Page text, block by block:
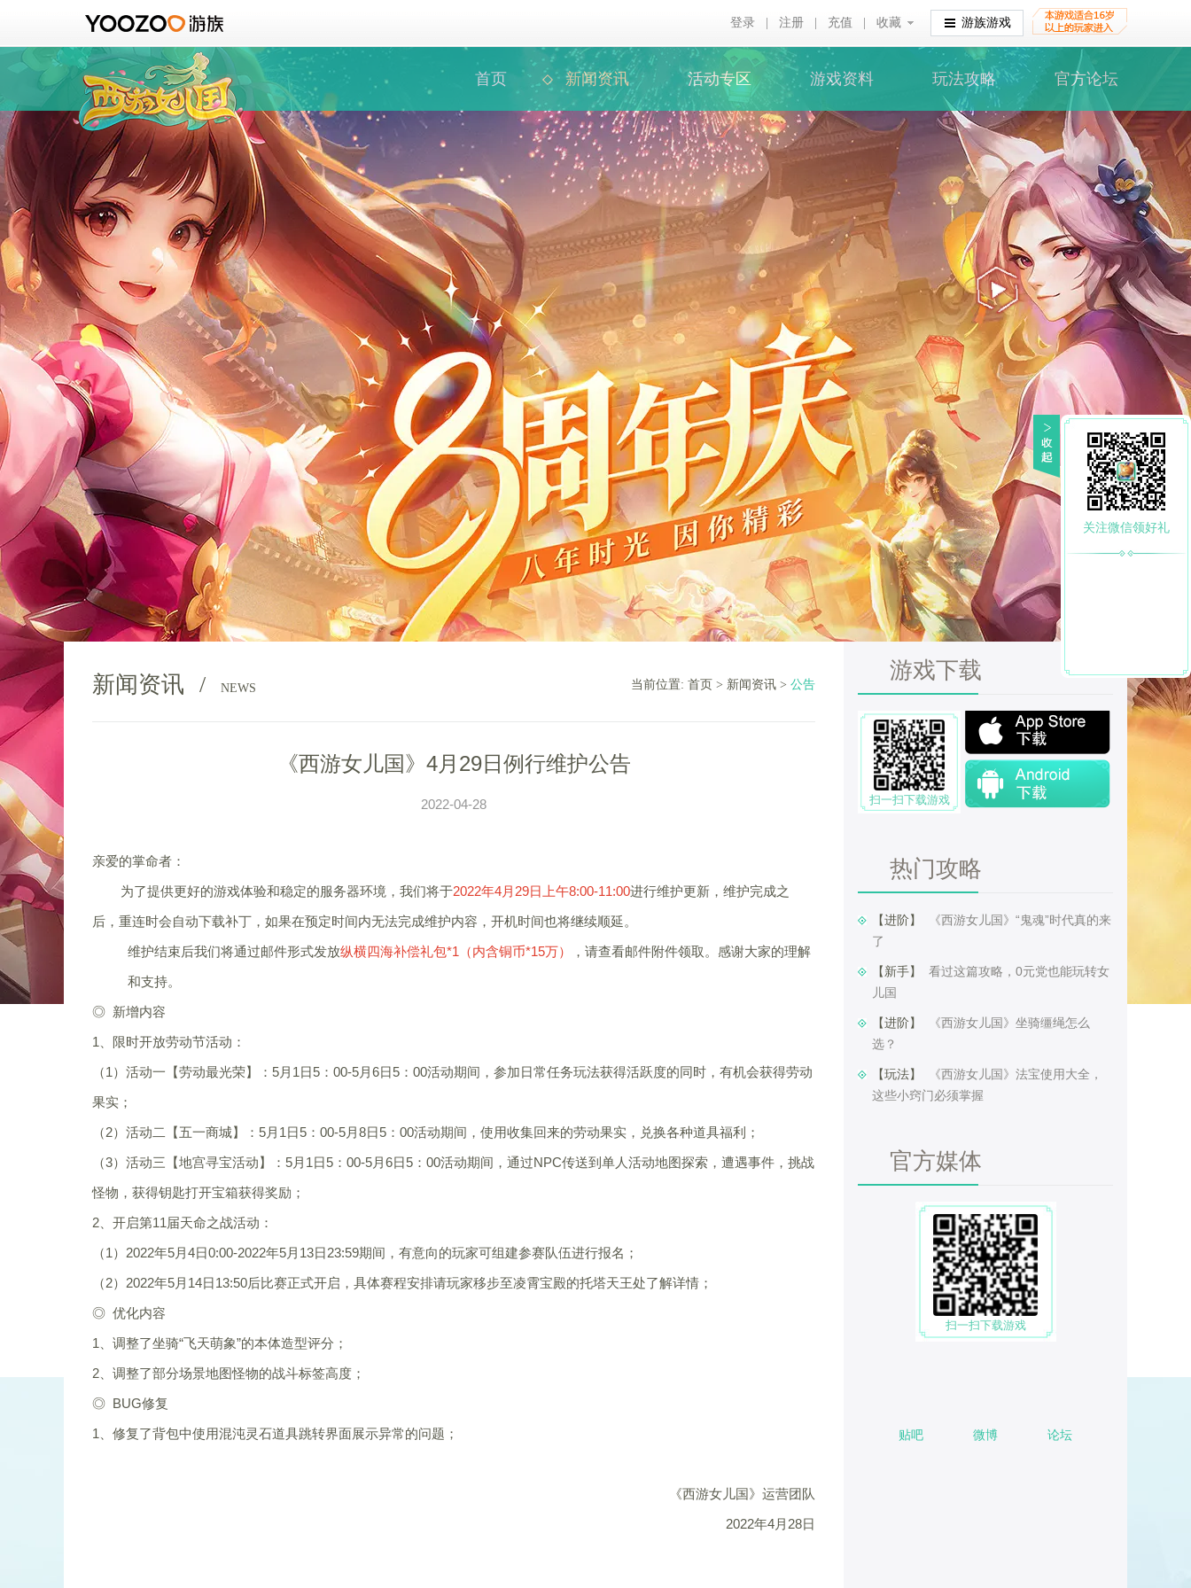
登录 注册 充值 收藏
收藏 游族游戏
首页 新闻资讯 活动专区 游戏资料 玩法攻略 官方论坛
新闻资讯 / NEWS 当前位置: 首页 > 新闻资讯 > 公告
《西游女儿国》4月29日例行维护公告
2022-04-28
亲爱的掌命者：
为了提供更好的游戏体验和稳定的服务器环境，我们将于2022年4月29日上午8:00-11:00进行维护更新，维护完成之
后，重连时会自动下载补丁，如果在预定时间内无法完成维护内容，开机时间也将继续顺延。
维护结束后我们将通过邮件形式发放纵横四海补偿礼包*1（内含铜币*15万）
，请查看邮件附件领取。感谢大家的理解
和支持。
◎ 新增内容
1、限时开放劳动节活动：
（1）活动一【劳动最光荣】：5月1日5：00-5月6日5：00活动期间，参加日常任务玩法获得活跃度的同时，有机会获得劳动
果实；
（2）活动二【五一商城】：5月1日5：00-5月8日5：00活动期间，使用收集回来的劳动果实，兑换各种道具福利；
（3）活动三【地宫寻宝活动】：5月1日5：00-5月6日5：00活动期间，通过NPC传送到单人活动地图探索，遭遇事件，挑战
怪物，获得钥匙打开宝箱获得奖励；
2、开启第11届天命之战活动：
（1）2022年5月4日0:00-2022年5月13日23:59期间，有意向的玩家可组建参赛队伍进行报名；
（2）2022年5月14日13:50后比赛正式开启，具体赛程安排请玩家移步至凌霄宝殿的托塔天王处了解详情；
◎ 优化内容
1、调整了坐骑“飞天萌象”的本体造型评分；
2、调整了部分场景地图怪物的战斗标签高度；
◎ BUG修复
1、修复了背包中使用混沌灵石道具跳转界面展示异常的问题；
《西游女儿国》运营团队
2022年4月28日
游戏下载
扫一扫下载游戏
热门攻略
【进阶】 ​
《西游女儿国》“鬼魂”时代真的来
了
【新手】 ​ 看过这篇攻略，0元党也能玩转女
儿国
【进阶】 ​
《西游女儿国》坐骑缰绳怎么
选？
【玩法】 ​
《西游女儿国》法宝使用大全，
这些小窍门必须掌握
官方媒体
扫一扫下载游戏
贴吧 微博 论坛
关注微信领好礼